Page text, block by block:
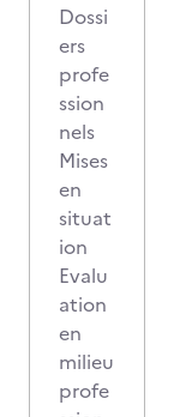
Dossi
ers
profe
ssion
nels
Mises
en
situat
ion
Evalu
ation
en
milieu
profe